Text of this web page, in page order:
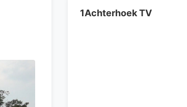
1Achterhoek TV